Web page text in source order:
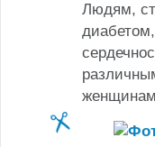
Людям,
женщинам